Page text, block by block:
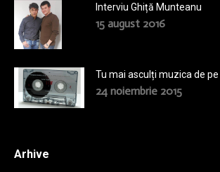
Interviu Ghiță Munteanu
15 august 2016
Tu mai asculți muzica de pe
24 noiembrie 2015
Arhive